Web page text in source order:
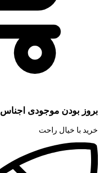
بروز بودن موجودی اجناس
خرید با خیال راحت